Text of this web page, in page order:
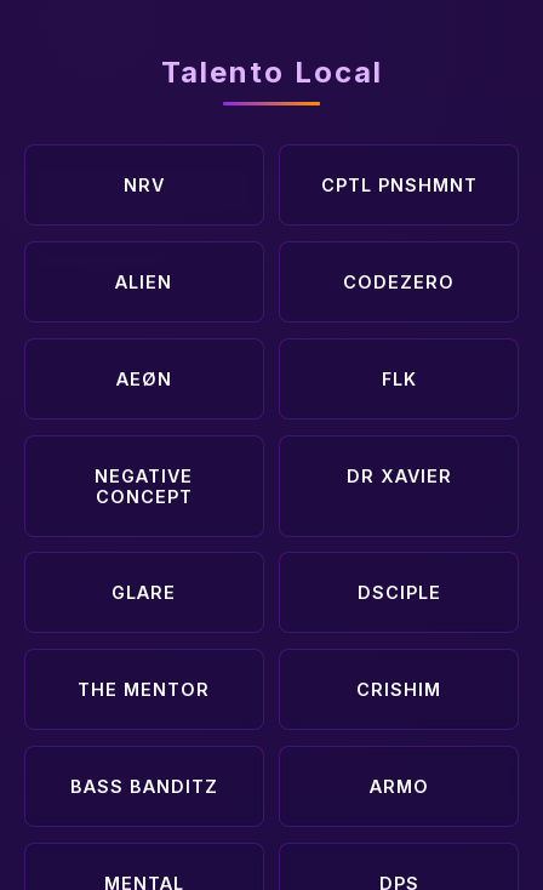
Talento Local
NRV CPTL PNSHMNT
ALIEN CODEZERO
AEØN FLK
NEGATIVE
CONCEPT
DR XAVIER
GLARE DSCIPLE
THE MENTOR CRISHIM
BASS BANDITZ ARMO
MENTAL DPS